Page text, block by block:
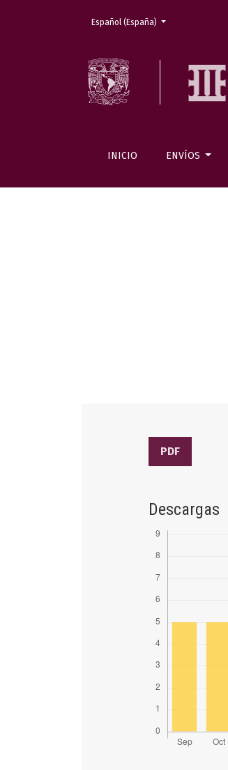
INICIO ENVÍOS
Cambiar el idioma. El actual es:
Español (España)
PDF
Descargas